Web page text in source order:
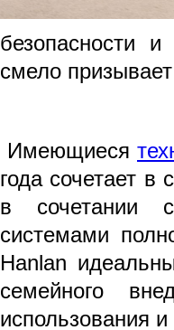
безопасности
смело
Имеющиеся
года сочетает в
в сочетании
системами
Hanlan
семейного
использования